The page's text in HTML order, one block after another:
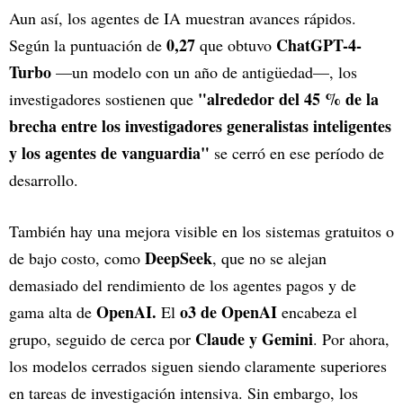
Aun así, los agentes de IA muestran avances rápidos.
Según la puntuación de 0,27 que obtuvo ChatGPT-4-
Turbo —un modelo con un año de antigüedad—, los
investigadores sostienen que "alrededor del 45 % de la
brecha entre los investigadores generalistas inteligentes
y los agentes de vanguardia" se cerró en ese período de
desarrollo.
También hay una mejora visible en los sistemas gratuitos o
de bajo costo, como DeepSeek, que no se alejan
demasiado del rendimiento de los agentes pagos y de
gama alta de OpenAI. El o3 de OpenAI encabeza el
grupo, seguido de cerca por Claude y Gemini. Por ahora,
los modelos cerrados siguen siendo claramente superiores
en tareas de investigación intensiva. Sin embargo, los